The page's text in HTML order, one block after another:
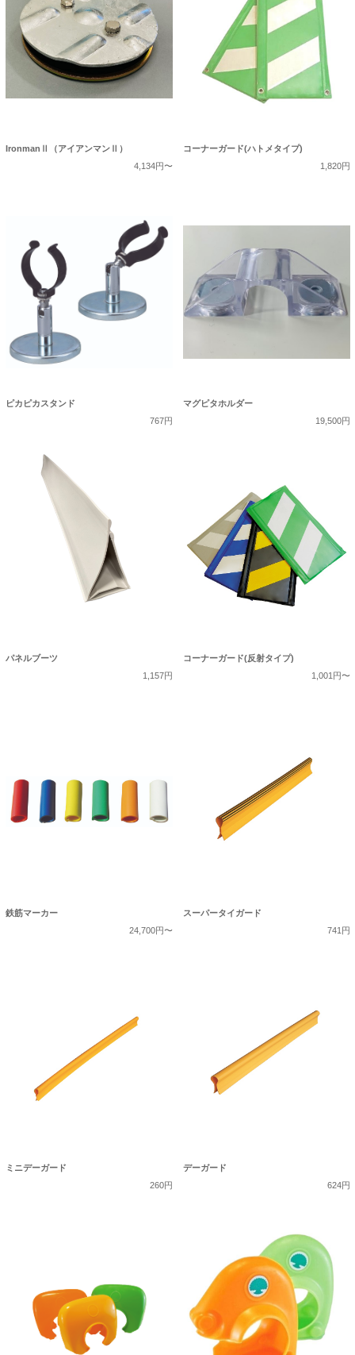
IronmanⅡ（アイアンマンⅡ）
4,134円〜
コーナーガード(ハトメタイプ)
1,820円
ピカピカスタンド
767円
マグピタホルダー
19,500円
パネルブーツ
1,157円
コーナーガード(反射タイプ)
1,001円〜
鉄筋マーカー
24,700円〜
スーパータイガード
741円
ミニデーガード
260円
デーガード
624円